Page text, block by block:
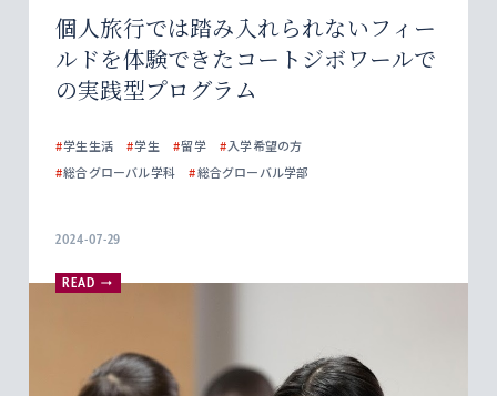
個人旅行では踏み入れられないフィー
ルドを体験できたコートジボワールで
の実践型プログラム
#学生生活 #学生 #留学 #入学希望の方
#総合グローバル学科 #総合グローバル学部
2024-07-29
READ